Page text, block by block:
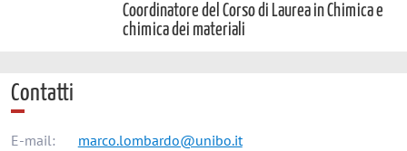
Coordinatore del Corso di Laurea in Chimica e
chimica dei materiali
Contatti
E-mail:
marco.lombardo@unibo.it